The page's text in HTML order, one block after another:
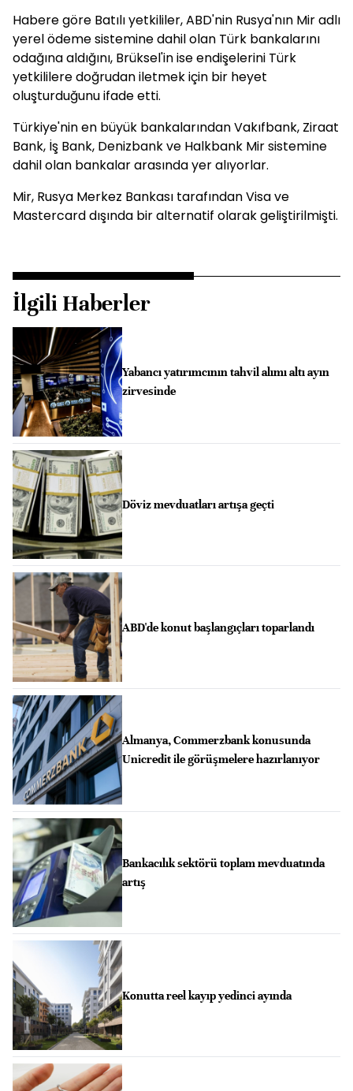
Habere göre Batılı yetkililer, ABD'nin Rusya'nın Mir adlı
yerel ödeme sistemine dahil olan Türk bankalarını
odağına aldığını, Brüksel'in ise endişelerini Türk
yetkililere doğrudan iletmek için bir heyet
oluşturduğunu ifade etti.
Türkiye'nin en büyük bankalarından Vakıfbank, Ziraat
Bank, İş Bank, Denizbank ve Halkbank Mir sistemine
dahil olan bankalar arasında yer alıyorlar.
Mir, Rusya Merkez Bankası tarafından Visa ve
Mastercard dışında bir alternatif olarak geliştirilmişti.
İlgili Haberler
Yabancı yatırımcının tahvil alımı altı ayın
zirvesinde
Döviz mevduatları artışa geçti
ABD'de konut başlangıçları toparlandı
Almanya, Commerzbank konusunda
Unicredit ile görüşmelere hazırlanıyor
Bankacılık sektörü toplam mevduatında
artış
Konutta reel kayıp yedinci ayında